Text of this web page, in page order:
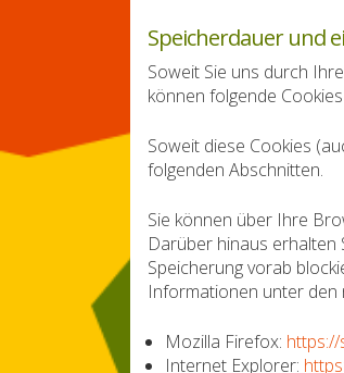
Speicherdauer und
Soweit Sie uns durch
können folgende
Soweit diese Cookies
folgenden Abschnitten.
Sie können über Ihre
Darüber hinaus erhalten
Speicherung vorab
Informationen unter den
Mozilla Firefox:
Internet Explorer: